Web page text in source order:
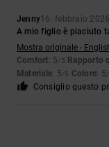
Jenny16. febbraio 2026
A mio figlio è piaciuto
Mostra originale -
Comfort: 5/5 Rapporto
Materiale: 5/5 Colore: 5
Consiglio questo